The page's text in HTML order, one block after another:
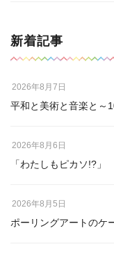
新着記事
平和と美術と音楽と～
2026年8月7日
「わたしもピカソ!?
2026年8月6日
ポーリングアートの
2026年8月5日